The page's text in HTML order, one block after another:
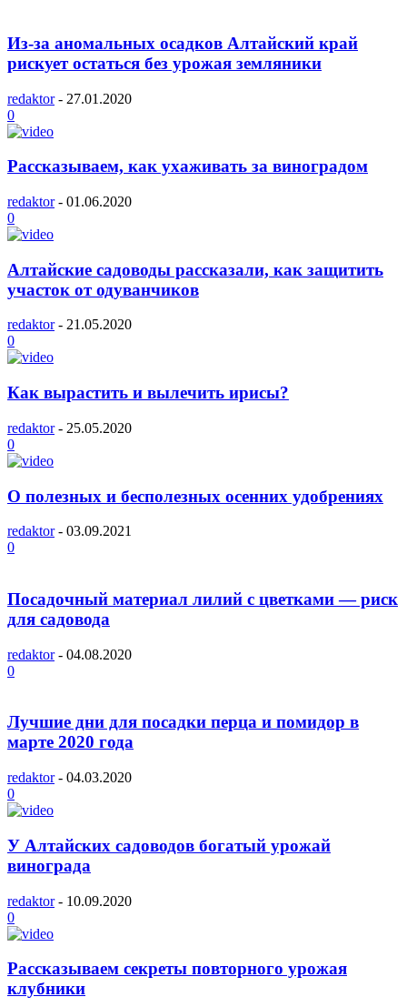
Из-за аномальных осадков Алтайский край
рискует остаться без урожая земляники
redaktor - 27.01.2020
0
Рассказываем, как ухаживать за виноградом
redaktor - 01.06.2020
0
Алтайские садоводы рассказали, как защитить
участок от одуванчиков
redaktor - 21.05.2020
0
Как вырастить и вылечить ирисы?
redaktor - 25.05.2020
0
О полезных и бесполезных осенних удобрениях
redaktor - 03.09.2021
0
Посадочный материал лилий с цветками — риск
для садовода
redaktor - 04.08.2020
0
Лучшие дни для посадки перца и помидор в
марте 2020 года
redaktor - 04.03.2020
0
У Алтайских садоводов богатый урожай
винограда
redaktor - 10.09.2020
0
Рассказываем секреты повторного урожая
клубники